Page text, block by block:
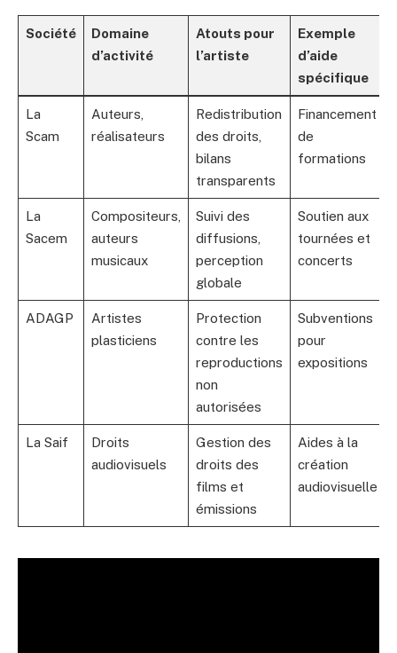
Société
Domaine
d’activité
Atouts pour
l’artiste
Exemple
d’aide
spécifique
La
Scam
Auteurs,
réalisateurs
Redistribution
des droits,
bilans
transparents
Financement
de
formations
La
Sacem
Compositeurs,
auteurs
musicaux
Suivi des
diffusions,
perception
globale
Soutien aux
tournées et
concerts
ADAGP
Artistes
plasticiens
Protection
contre les
reproductions
non
autorisées
Subventions
pour
expositions
La Saif
Droits
audiovisuels
Gestion des
droits des
films et
émissions
Aides à la
création
audiovisuelle